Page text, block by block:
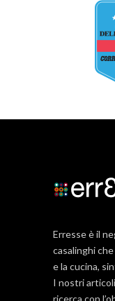
Erresse è il
casalinghi
e la cucina,
I nostri
ricerca con